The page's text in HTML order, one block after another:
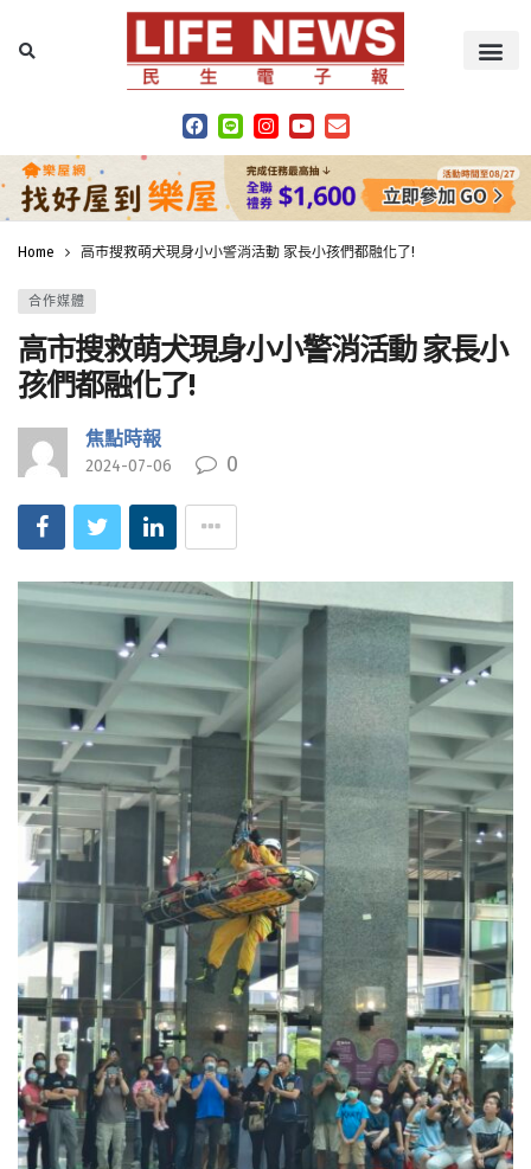
Home 高市搜救萌犬現身小小警消活動 家長小孩們都融化了!
合作媒體
高市搜救萌犬現身小小警消活動 家長小
孩們都融化了!
焦點時報
2024-07-06 0